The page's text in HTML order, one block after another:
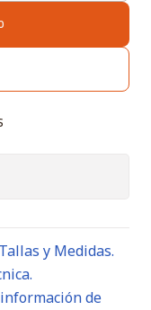
y Medidas.
de